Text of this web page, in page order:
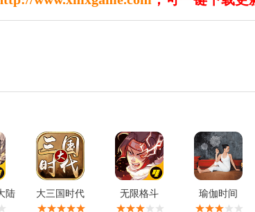
陆 大三国时代 无限格斗 瑜伽时间